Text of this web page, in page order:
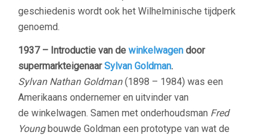
geschiedenis wordt ook het Wilhelminische tijdperk
genoemd.
1937 – Introductie van de winkelwagen door
supermarkteigenaarSylvan Goldman.
Sylvan Nathan Goldman(1898 – 1984) was een
Amerikaans ondernemer en uitvinder van
de winkelwagen. Samen met onderhoudsman Fred
Youngbouwde Goldman een prototype van wat de